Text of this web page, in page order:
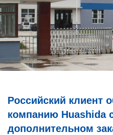
Российский клиент
компанию Huashida
дополнительном